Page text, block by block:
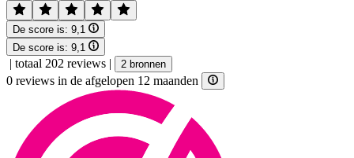
De score is: 9,1
De score is: 9,1
| totaal 202 reviews | 2 bronnen
0 reviews in de afgelopen 12 maanden